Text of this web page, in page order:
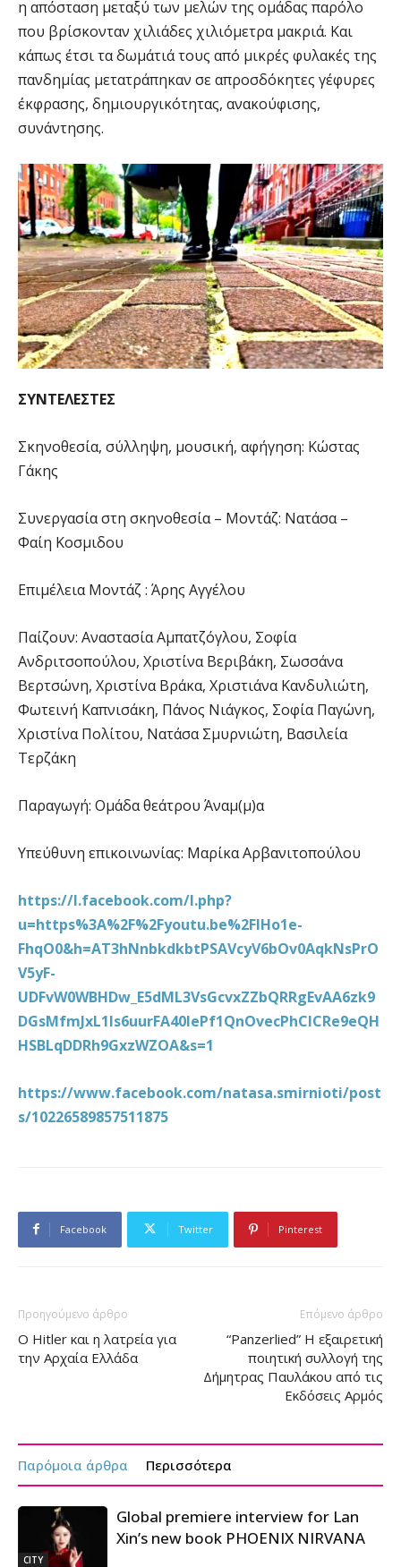
η απόσταση μεταξύ των μελών της ομάδας παρόλο
που βρίσκονταν χιλιάδες χιλιόμετρα μακριά. Και
κάπως έτσι τα δωμάτιά τους από μικρές φυλακές της
πανδημίας μετατράπηκαν σε απροσδόκητες γέφυρες
έκφρασης, δημιουργικότητας, ανακούφισης,
συνάντησης.
ΣΥΝΤΕΛΕΣΤΕΣ
Σκηνοθεσία, σύλληψη, μουσική, αφήγηση: Κώστας
Γάκης
Συνεργασία στη σκηνοθεσία – Μοντάζ: Νατάσα –
Φαίη Κοσμιδου
Επιμέλεια Μοντάζ : Άρης Αγγέλου
Παίζουν: Αναστασία Αμπατζόγλου, Σοφία
Ανδριτσοπούλου, Χριστίνα Βεριβάκη, Σωσσάνα
Βερτσώνη, Χριστίνα Βράκα, Χριστιάνα Κανδυλιώτη,
Φωτεινή Καπνισάκη, Πάνος Νιάγκος, Σοφία Παγώνη,
Χριστίνα Πολίτου, Νατάσα Σμυρνιώτη, Βασιλεία
Τερζάκη
Παραγωγή: Ομάδα θεάτρου Άναμ(μ)α
Υπεύθυνη επικοινωνίας: Μαρίκα Αρβανιτοπούλου
https://l.facebook.com/l.php?
u=https%3A%2F%2Fyoutu.be%2FIHo1e-
FhqO0&h=AT3hNnbkdkbtPSAVcyV6bOv0AqkNsPrO
V5yF-
UDFvW0WBHDw_E5dML3VsGcvxZZbQRRgEvAA6zk9
DGsMfmJxL1ls6uurFA40lePf1QnOvecPhCICRe9eQH
HSBLqDDRh9GxzWZOA&s=1
https://www.facebook.com/natasa.smirnioti/post
s/10226589857511875
Facebook Twitter Pinterest
Προηγούμενο άρθρο
Ο Hitler και η λατρεία για
την Αρχαία Ελλάδα
Επόμενο άρθρο
“Panzerlied” Η εξαιρετική
ποιητική συλλογή της
Δήμητρας Παυλάκου από τις
Εκδόσεις Αρμός
Παρόμοια άρθρα Περισσότερα
CITY
Global premiere interview for Lan
Xin’s new book PHOENIX NIRVANA